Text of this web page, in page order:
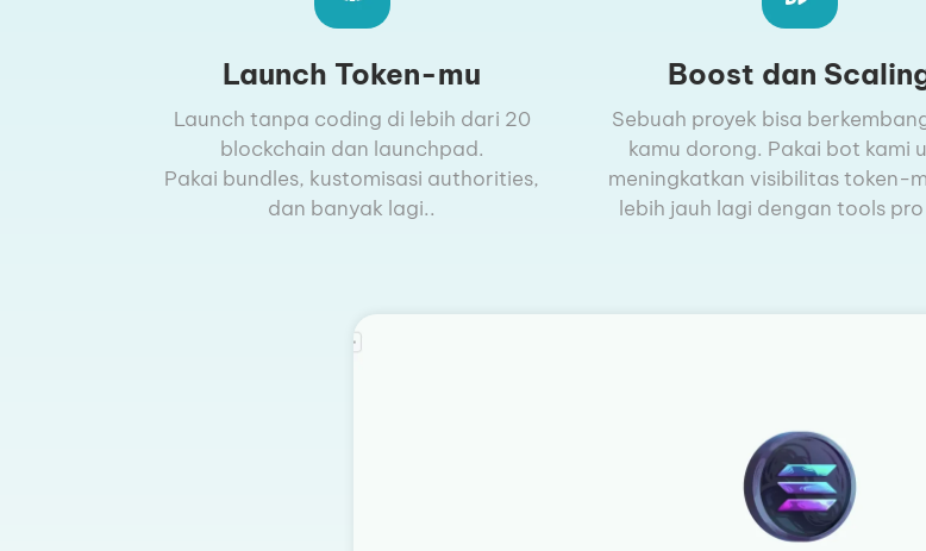
Launch Token-mu
Launch tanpa coding di lebih dari 20
blockchain dan launchpad.
Pakai bundles, kustomisasi authorities,
dan banyak lagi..
Boost dan
Sebuah proyek bisa
kamu dorong. Pakai bot kami
meningkatkan visibilitas token-
lebih jauh lagi dengan tools pro